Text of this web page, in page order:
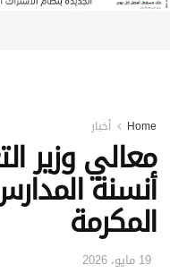
Home أخبار
معالي وزير
أنسنة
المكرمة
19 مايو، 2026